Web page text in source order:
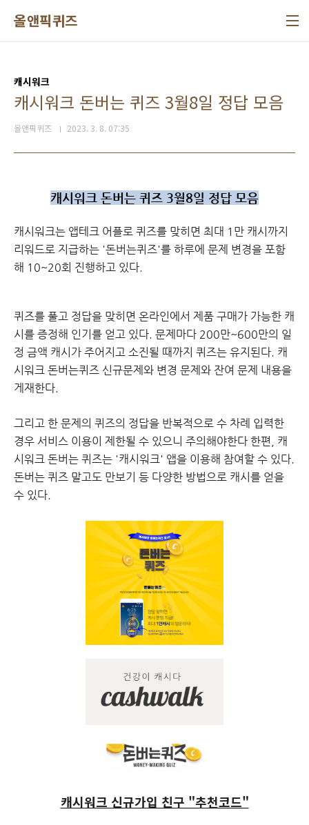
올앤픽퀴즈
캐시워크
캐시워크 돈버는 퀴즈 3월8일 정답 모음
올앤픽퀴즈 2023. 3. 8. 07:35
캐시워크 돈버는 퀴즈 3월8일 정답 모음
캐시워크는 앱테크 어플로 퀴즈를 맞히면 최대 1만 캐시까지
리워드로 지급하는 '돈버는퀴즈'를 하루에 문제 변경을 포함
해 10~20회 진행하고 있다.
퀴즈를 풀고 정답을 맞히면 온라인에서 제품 구매가 가능한 캐
시를 증정해 인기를 얻고 있다. 문제마다 200만~600만의 일
정 금액 캐시가 주어지고 소진될 때까지 퀴즈는 유지된다. 캐
시워크 돈버는퀴즈 신규문제와 변경 문제와 잔여 문제 내용을
게재한다.
그리고 한 문제의 퀴즈의 정답을 반복적으로 수 차례 입력한
경우 서비스 이용이 제한될 수 있으니 주의해야한다 한편, 캐
시워크 돈버는 퀴즈는 '캐시워크' 앱을 이용해 참여할 수 있다.
돈버는 퀴즈 말고도 만보기 등 다양한 방법으로 캐시를 얻을
수 있다.
캐시워크 신규가입 친구 "추천코드"